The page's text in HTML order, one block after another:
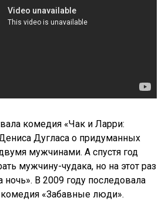
комедия «Чак и Ларри:
Дугласа о придуманных
мужчинами. А спустя год
мужчину-чудака, но на этот раз
ночь». В 2009 году последовала
«Забавные люди».